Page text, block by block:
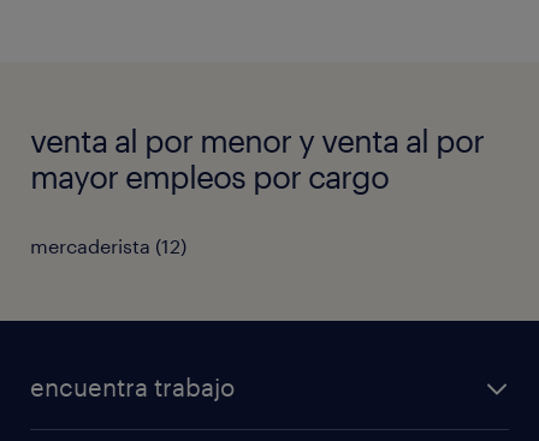
venta al por menor y venta al por
mayor empleos por cargo
mercaderista (12)
encuentra trabajo